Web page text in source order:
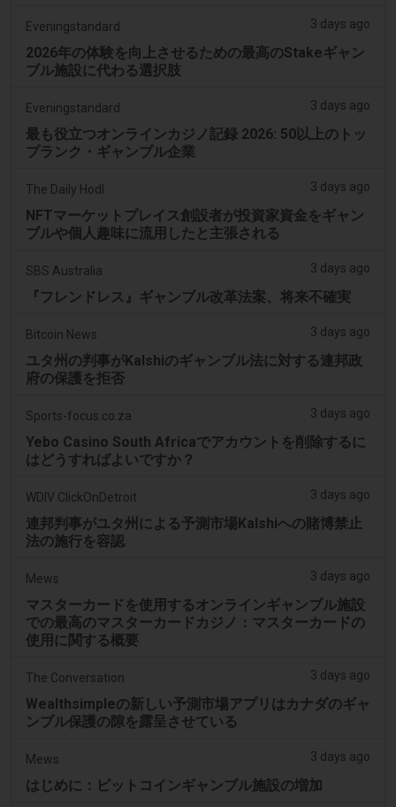
Eveningstandard 3 days ago
2026年の体験を向上させるための最高のStakeギャン
ブル施設に代わる選択肢
Eveningstandard 3 days ago
最も役立つオンラインカジノ記録 2026: 50以上のトッ
プランク・ギャンブル企業
The Daily Hodl 3 days ago
NFTマーケットプレイス創設者が投資家資金をギャン
ブルや個人趣味に流用したと主張される
SBS Australia 3 days ago
『フレンドレス』ギャンブル改革法案、将来不確実
Bitcoin News 3 days ago
ユタ州の判事がKalshiのギャンブル法に対する連邦政
府の保護を拒否
Sports-focus.co.za 3 days ago
Yebo Casino South Africaでアカウントを削除するに
はどうすればよいですか？
WDIV ClickOnDetroit 3 days ago
連邦判事がユタ州による予測市場Kalshiへの賭博禁止
法の施行を容認
Mews 3 days ago
マスターカードを使用するオンラインギャンブル施設
での最高のマスターカードカジノ：マスターカードの
使用に関する概要
The Conversation 3 days ago
Wealthsimpleの新しい予測市場アプリはカナダのギャ
ンブル保護の隙を露呈させている
Mews 3 days ago
はじめに：ビットコインギャンブル施設の増加